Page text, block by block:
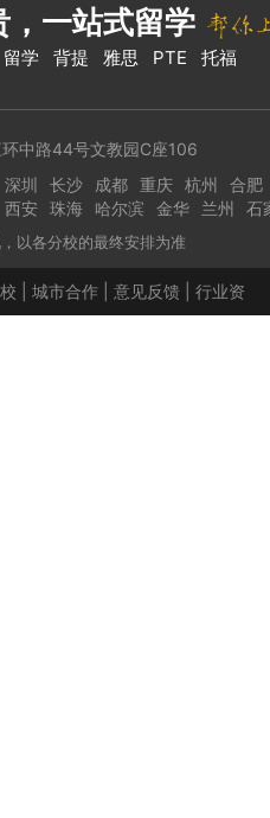
，一站式留学
留学 背提 雅思 PTE 托福
中路44号文教园C座106
深圳 长沙 成都 重庆 杭州
合肥
西安 珠海 哈尔滨 金华 兰州 石
以各分校的最终安排为准
城市合作 意见反馈 行业资